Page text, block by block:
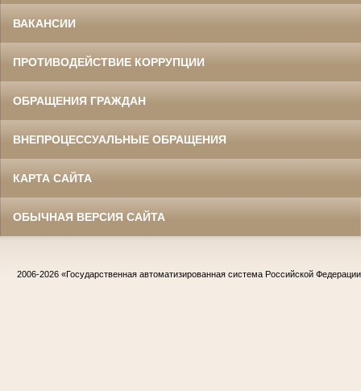
ВАКАНСИИ
ПРОТИВОДЕЙСТВИЕ КОРРУПЦИИ
ОБРАЩЕНИЯ ГРАЖДАН
ВНЕПРОЦЕССУАЛЬНЫЕ ОБРАЩЕНИЯ
КАРТА САЙТА
ОБЫЧНАЯ ВЕРСИЯ САЙТА
2006-2026 «Государственная автоматизированная система Российской